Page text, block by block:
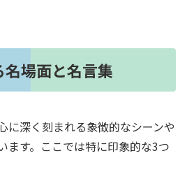
場面と名言集
に深く刻まれる象徴的なシーンや
ます。ここでは特に印象的な3つ